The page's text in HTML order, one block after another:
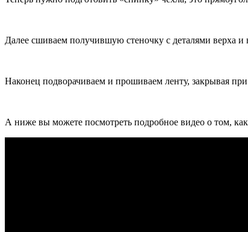
Далее сшиваем получившую стеночку с деталями верха и
Наконец подворачиваем и прошиваем ленту, закрывая
А ниже вы можете посмотреть подробное видео о том,